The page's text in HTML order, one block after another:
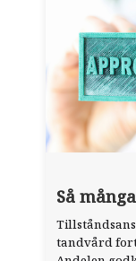
Så
tandvård